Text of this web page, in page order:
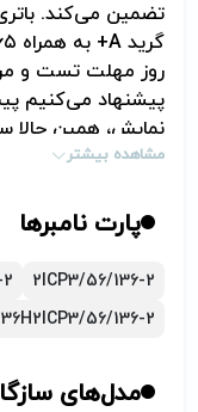
روز مهلت تست و
پیشنهاد می‌کنیم
نمایش، همین حالا
مشاهده بیشتر
پارت نامبرها
2ICP3/56/136-2
56/136-2
مدل‌های